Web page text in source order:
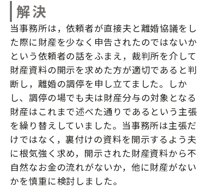
解決
当事務所は，依頼者が直接夫と離婚協議をし
た際に財産を少なく申告されたのではないか
という依頼者の話をふまえ，裁判所を介して
財産資料の開示を求めた方が適切であると判
断し，離婚の調停を申し立てました。しか
し、調停の場でも夫は財産分与の対象となる
財産はこれまで述べた通りであるという主張
を繰り替えしていました。当事務所は主張だ
けではなく，裏付けの資料を開示するよう夫
に根気強く求め，開示された財産資料から不
自然なお金の流れがないか，他に財産がない
かを慎重に検討しました。